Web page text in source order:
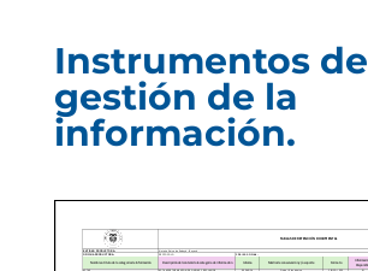
Instrumentos de
gestión de la
información.